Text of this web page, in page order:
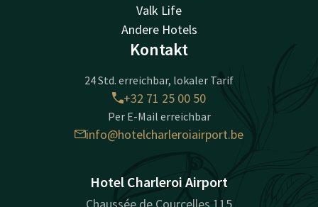
Valk Life
Andere Hotels
Kontakt
24 Std. erreichbar, lokaler Tarif
+32 71 25 00 50
Per E-Mail erreichbar
info@hotelcharleroiairport.be
Hotel Charleroi Airport
Chaussée de Courcelles 115